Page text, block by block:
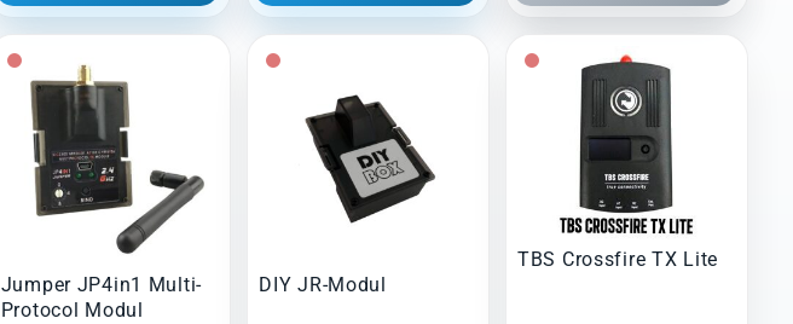
CHF 74.90CHF 69.42.
Jumper JP4in1 Multi-
Protocol Modul
DIY JR-Modul
TBS Crossfire TX Lite